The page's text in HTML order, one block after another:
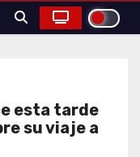
esta tarde
su viaje a